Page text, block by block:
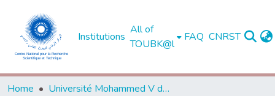
Institutions
All of
TOUBK@l
FAQ CNRST
Home
Université Mohammed V de Rabat